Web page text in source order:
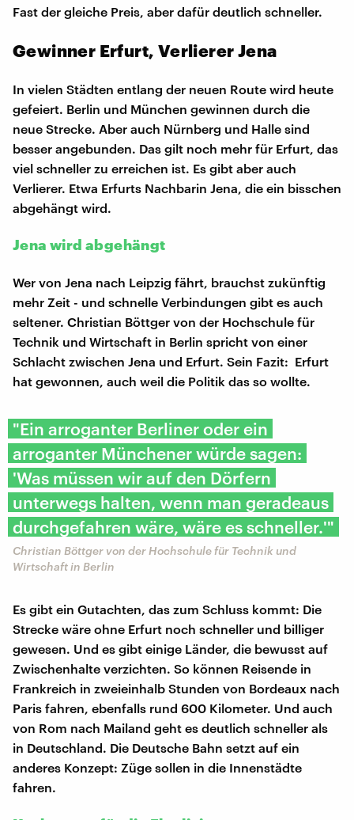
Fast der gleiche Preis, aber dafür deutlich schneller.
Gewinner Erfurt, Verlierer Jena
In vielen Städten entlang der neuen Route wird heute
gefeiert. Berlin und München gewinnen durch die
neue Strecke. Aber auch Nürnberg und Halle sind
besser angebunden. Das gilt noch mehr für Erfurt, das
viel schneller zu erreichen ist. Es gibt aber auch
Verlierer. Etwa Erfurts Nachbarin Jena, die ein bisschen
abgehängt wird.
Jena wird abgehängt
Wer von Jena nach Leipzig fährt, brauchst zukünftig
mehr Zeit - und schnelle Verbindungen gibt es auch
seltener. Christian Böttger von der Hochschule für
Technik und Wirtschaft in Berlin spricht von einer
Schlacht zwischen Jena und Erfurt. Sein Fazit: Erfurt
hat gewonnen, auch weil die Politik das so wollte.
"Ein arroganter Berliner oder ein
arroganter Münchener würde sagen:
'Was müssen wir auf den Dörfern
unterwegs halten, wenn man geradeaus
durchgefahren wäre, wäre es schneller.'"
Christian Böttger von der Hochschule für Technik und
Wirtschaft in Berlin
Es gibt ein Gutachten, das zum Schluss kommt: Die
Strecke wäre ohne Erfurt noch schneller und billiger
gewesen. Und es gibt einige Länder, die bewusst auf
Zwischenhalte verzichten. So können Reisende in
Frankreich in zweieinhalb Stunden von Bordeaux nach
Paris fahren, ebenfalls rund 600 Kilometer. Und auch
von Rom nach Mailand geht es deutlich schneller als
in Deutschland. Die Deutsche Bahn setzt auf ein
anderes Konzept: Züge sollen in die Innenstädte
fahren.